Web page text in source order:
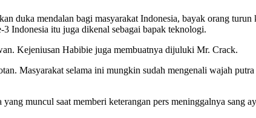
duka mendalan bagi masyarakat Indonesia, bayak orang
Indonesia itu juga dikenal sebagai bapak teknologi.
Kejeniusan Habibie juga membuatnya dijuluki Mr. Crack.
Masyarakat selama ini mungkin sudah mengenali wajah
muncul saat memberi keterangan pers meninggalnya sang